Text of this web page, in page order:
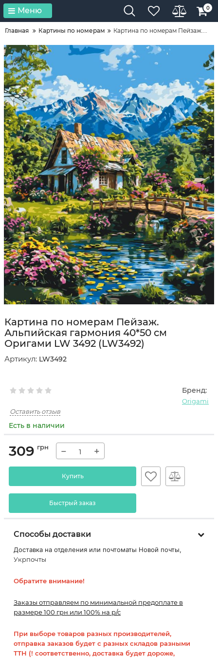
Меню 0
Главная Картины по номерам Картина по номерам Пейзаж....
Картина по номерам Пейзаж.
Альпийская гармония 40*50 см
Оригами LW 3492 (LW3492)
Артикул: LW3492
Бренд:
Origami
Оставить отзыв
Есть в наличии
309 грн − +
Купить
Быстрый заказ
Способы доставки
Доставка на отделения или почтоматы Новой почты,
Укрпочты
Обратите внимание!
Заказы отправляем по минимальной предоплате в
размере 100 грн или 100% на р/с
При выборе товаров разных производителей,
отправка заказов будет с разных складов разными
ТТН (! соответственно, доставка будет дороже,